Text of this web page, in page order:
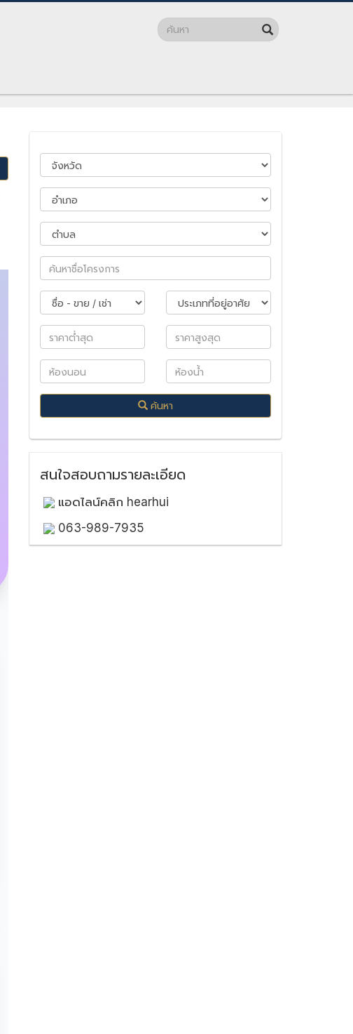
ค้นหา
สนใจสอบถามรายละเอียด
แอดไลน์คลิก hearhui
063-989-7935